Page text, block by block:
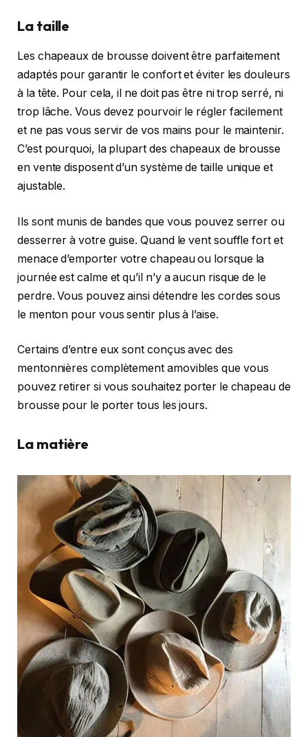
La taille
Les chapeaux de brousse doivent être parfaitement
adaptés pour garantir le confort et éviter les douleurs
à la tête. Pour cela, il ne doit pas être ni trop serré, ni
trop lâche. Vous devez pourvoir le régler facilement
et ne pas vous servir de vos mains pour le maintenir.
C’est pourquoi, la plupart des chapeaux de brousse
en vente disposent d’un système de taille unique et
ajustable.
Ils sont munis de bandes que vous pouvez serrer ou
desserrer à votre guise. Quand le vent souffle fort et
menace d’emporter votre chapeau ou lorsque la
journée est calme et qu’il n’y a aucun risque de le
perdre. Vous pouvez ainsi détendre les cordes sous
le menton pour vous sentir plus à l’aise.
Certains d’entre eux sont conçus avec des
mentonnières complètement amovibles que vous
pouvez retirer si vous souhaitez porter le chapeau de
brousse pour le porter tous les jours.
La matière